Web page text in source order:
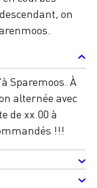
on
Sparemoos. À
alternée avec
de xx.00 à
!!!